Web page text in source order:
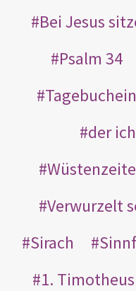
Bei Jesus
Psalm 34
der
Verwurzelt
Sirach
1. Timotheus